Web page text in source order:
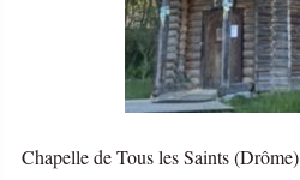
Chapelle de Tous les Saints (Drôme)